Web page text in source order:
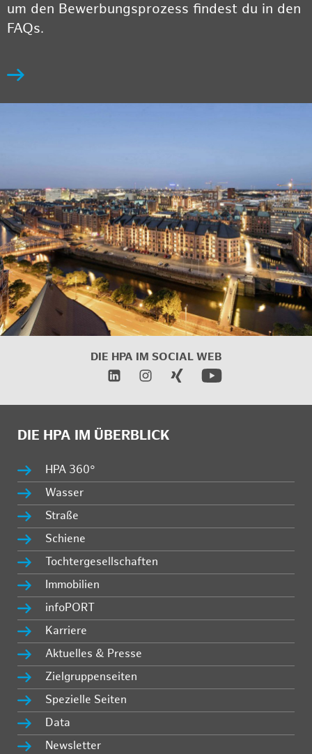
um den Bewerbungsprozess findest du in den
FAQs.
DIE HPA IM SOCIAL WEB
DIE HPA IM ÜBERBLICK
HPA 360°
Wasser
Straße
Schiene
Tochtergesellschaften
Immobilien
infoPORT
Karriere
Aktuelles & Presse
Zielgruppenseiten
Spezielle Seiten
Data
Newsletter